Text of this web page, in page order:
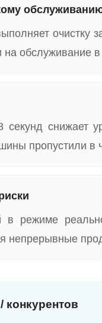
очистку
на обслуживание
снижает
пропустили в
в режиме
непрерывные